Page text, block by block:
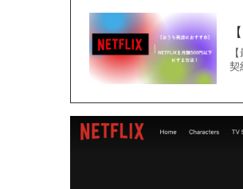
契